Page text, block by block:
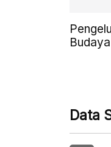
Data